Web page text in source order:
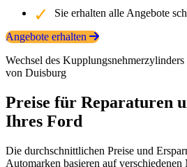
Sie erhalten alle Angebote
Angebote erhalten
Wechsel des
von Duisburg
Preise für Reparaturen
Ihres Ford
Die durchschnittlichen Preise und
Automarken basieren auf